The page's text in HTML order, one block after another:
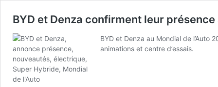
BYD et Denza confirment leur présence
BYD et Denza au Mondial de l’Auto
animations et centre d’essais.